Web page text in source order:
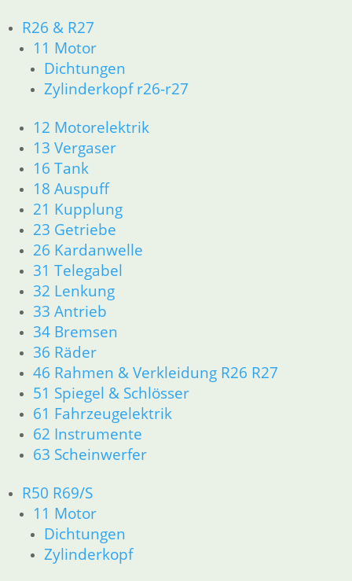
R26 & R27
11 Motor
Dichtungen
Zylinderkopf r26-r27
12 Motorelektrik
13 Vergaser
16 Tank
18 Auspuff
21 Kupplung
23 Getriebe
26 Kardanwelle
31 Telegabel
32 Lenkung
33 Antrieb
34 Bremsen
36 Räder
46 Rahmen & Verkleidung R26 R27
51 Spiegel & Schlösser
61 Fahrzeugelektrik
62 Instrumente
63 Scheinwerfer
R50 R69/S
11 Motor
Dichtungen
Zylinderkopf
Dichtung Krümmer vorne
zum Sammler
11,90€
Artikelnummer: 2331956
zzgl.Versandkosten
In den Warenkorb
Druckring 38er
5,90€
Artikelnummer: 1230585
inkl. MwSt.
zzgl. Versandkosten
In den Warenkorb
Schneidring 38 er
8,90€
Artikelnummer: 1230586
inkl. MwSt.
zzgl.Versandkosten
In den Warenkorb
Dichtung vom Sammler
zumTopf hinten
11,90€